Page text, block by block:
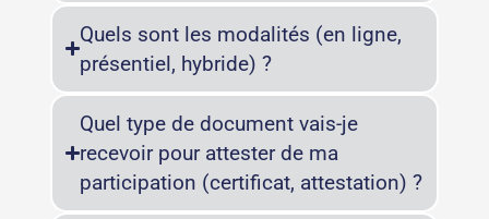
Quels sont les modalités (en ligne,
présentiel, hybride) ?
Quel type de document vais-je
recevoir pour attester de ma
participation (certificat, attestation) ?